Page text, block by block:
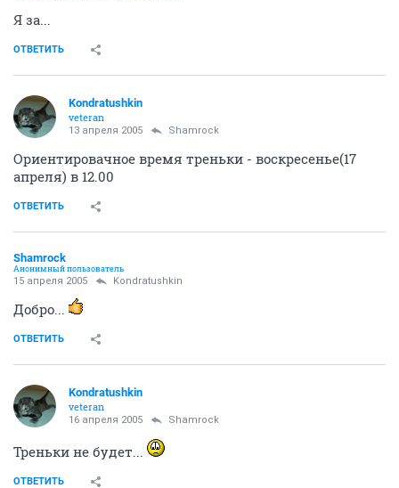
Я за...
ОТВЕТИТЬ
Kondratushkin
veteran
13 апреля 2005 Shamrock
Ориентировачное время треньки - воскресенье(17
апреля) в 12.00
ОТВЕТИТЬ
Shamrock
Анонимный пользователь
15 апреля 2005 Kondratushkin
Добро...
ОТВЕТИТЬ
Kondratushkin
veteran
16 апреля 2005 Shamrock
Треньки не будет...
ОТВЕТИТЬ